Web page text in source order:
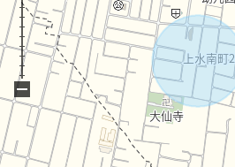
讨论。
■也把自己的家的"出售"交给三井
・虽然是否是否"出售是以前买房
知道是否最好开始什么。
・想把握拥有房地产的行情。
・因为剩下自己的家的住宅贷款所
划。
−